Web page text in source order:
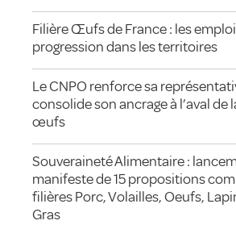
Filière Œufs de France : les
progression dans les territoires
Le CNPO renforce sa
consolide son ancrage à l’aval de
œufs
Souveraineté Alimentaire :
manifeste de 15 propositions
filières Porc, Volailles, Oeufs,
Gras